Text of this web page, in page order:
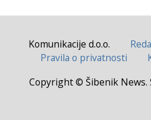
Komunikacije d.o.o.
Pravila o privatnosti
Copyright © Šibenik News.